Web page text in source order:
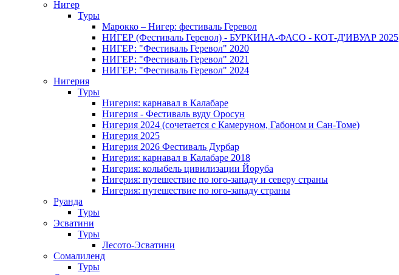
Нигер
Туры
Марокко – Нигер: фестиваль Геревол
НИГЕР (Фестиваль Геревол) - БУРКИНА-ФАСО - КОТ-Д'ИВУАР 2025
НИГЕР: "Фестиваль Геревол" 2020
НИГЕР: "Фестиваль Геревол" 2021
НИГЕР: "Фестиваль Геревол" 2024
Нигерия
Туры
Нигерия: карнавал в Калабаре
Нигерия - Фестиваль вуду Оросун
Нигерия 2024 (сочетается с Камеруном, Габоном и Сан-Томе)
Нигерия 2025
Нигерия 2026 Фестиваль Дурбар
Нигерия: карнавал в Калабаре 2018
Нигерия: колыбель цивилизации Йоруба
Нигерия: путешествие по юго-западу и северу страны
Нигерия: путешествие по юго-западу страны
Руанда
Туры
Эсватини
Туры
Лесото-Эсватини
Сомалиленд
Туры